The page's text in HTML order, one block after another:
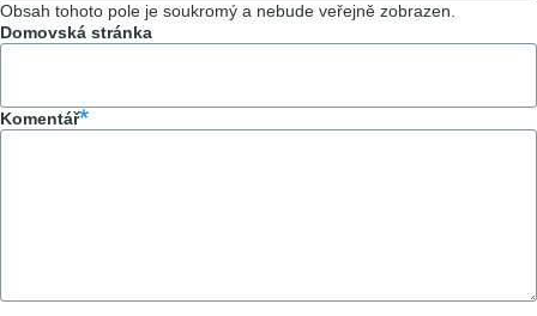
Obsah tohoto pole je soukromý a nebude veřejně zobrazen.
Domovská stránka
Komentář